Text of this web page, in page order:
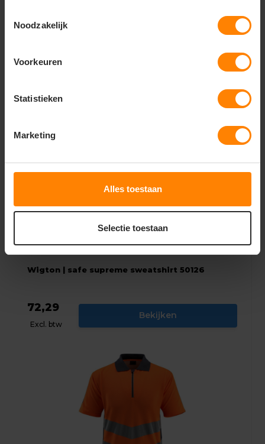
Noodzakelijk
Voorkeuren
Statistieken
Marketing
Alles toestaan
Selectie toestaan
Safara | safe young winteroverall 11019
72,29
Wigton | safe supreme sweatshirt 50126
72,29
Excl. btw
Bekijken